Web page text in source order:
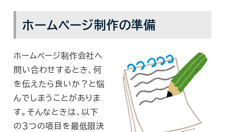
ホームページ制作の準備
ホームページ制作会社へ
問い合わせするとき、何
を伝えたら良いか？と悩
んでしまうことがありま
す。そんなときは、以下
の３つの項目を最低限決